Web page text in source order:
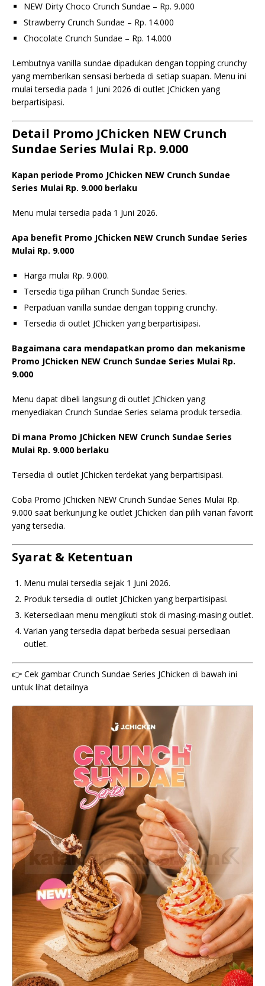
NEW Dirty Choco Crunch Sundae – Rp. 9.000
Strawberry Crunch Sundae – Rp. 14.000
Chocolate Crunch Sundae – Rp. 14.000
Lembutnya vanilla sundae dipadukan dengan topping crunchy
yang memberikan sensasi berbeda di setiap suapan. Menu ini
mulai tersedia pada 1 Juni 2026 di outlet JChicken yang
berpartisipasi.
Detail Promo JChicken NEW Crunch
Sundae Series Mulai Rp. 9.000
Kapan periode Promo JChicken NEW Crunch Sundae
Series Mulai Rp. 9.000 berlaku
Menu mulai tersedia pada 1 Juni 2026.
Apa benefit Promo JChicken NEW Crunch Sundae Series
Mulai Rp. 9.000
Harga mulai Rp. 9.000.
Tersedia tiga pilihan Crunch Sundae Series.
Perpaduan vanilla sundae dengan topping crunchy.
Tersedia di outlet JChicken yang berpartisipasi.
Bagaimana cara mendapatkan promo dan mekanisme
Promo JChicken NEW Crunch Sundae Series Mulai Rp.
9.000
Menu dapat dibeli langsung di outlet JChicken yang
menyediakan Crunch Sundae Series selama produk tersedia.
Di mana Promo JChicken NEW Crunch Sundae Series
Mulai Rp. 9.000 berlaku
Tersedia di outlet JChicken terdekat yang berpartisipasi.
Coba Promo JChicken NEW Crunch Sundae Series Mulai Rp.
9.000 saat berkunjung ke outlet JChicken dan pilih varian favorit
yang tersedia.
Syarat & Ketentuan
Menu mulai tersedia sejak 1 Juni 2026.
Produk tersedia di outlet JChicken yang berpartisipasi.
Ketersediaan menu mengikuti stok di masing-masing outlet.
Varian yang tersedia dapat berbeda sesuai persediaan
outlet.
👉 Cek gambar Crunch Sundae Series JChicken di bawah ini
untuk lihat detailnya